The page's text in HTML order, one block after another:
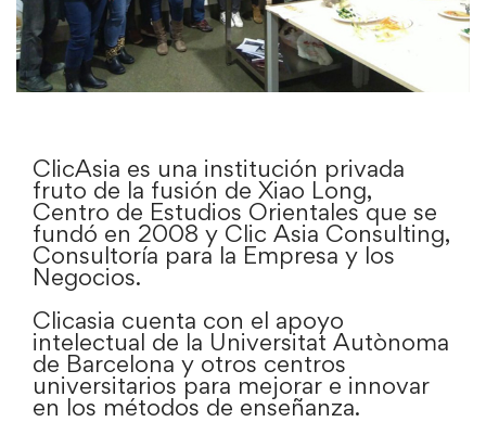
ClicAsia es una institución privada
fruto de la fusión de Xiao Long,
Centro de Estudios Orientales que se
fundó en 2008 y Clic Asia Consulting,
Consultoría para la Empresa y los
Negocios.
Clicasia cuenta con el apoyo
intelectual de la Universitat Autònoma
de Barcelona y otros centros
universitarios para mejorar e innovar
en los métodos de enseñanza.